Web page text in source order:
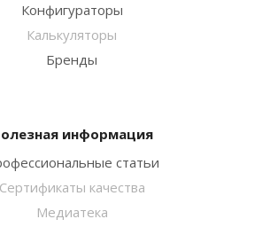
Конфигураторы
Калькуляторы
Бренды
информация
статьи
Сертификаты качества
Медиатека